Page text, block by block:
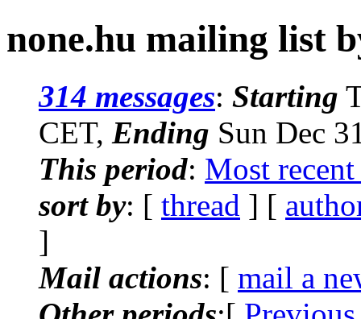
none.hu mailing list
314 messages: Starting
CET, Ending Sun Dec
This period: Most recent
sort by: [ thread ] [
]
Mail actions: [ mail a